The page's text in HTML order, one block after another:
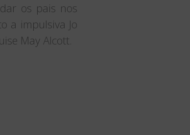
os pais nos
a impulsiva Jo
May Alcott.